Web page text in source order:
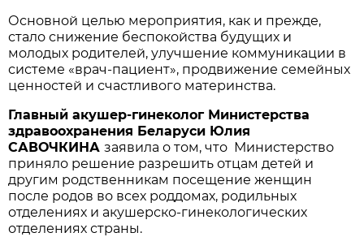
Основной целью мероприятия, как и прежде,
стало снижение беспокойства будущих и
молодых родителей, улучшение коммуникации в
системе «врач-пациент», продвижение семейных
ценностей и счастливого материнства.
Главный акушер-гинеколог Министерства
здравоохранения Беларуси Юлия
САВОЧКИНАзаявила о том, что Министерство
приняло решение разрешить отцам детей и
другим родственникам посещение женщин
после родов во всех роддомах, родильных
отделениях и акушерско-гинекологических
отделениях страны.